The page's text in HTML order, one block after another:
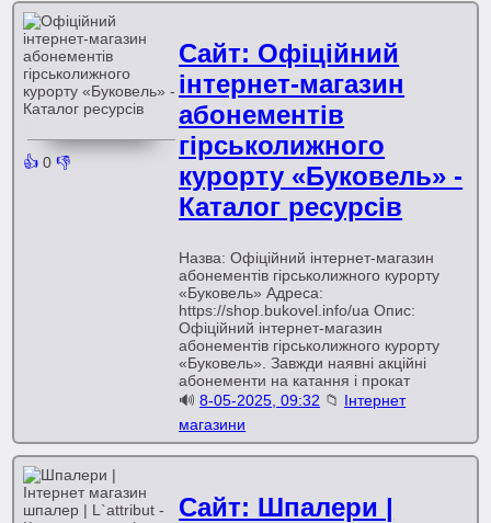
👍 0 👎
Сайт: Офіційний
інтернет-магазин
абонементів
гірськолижного
курорту «Буковель» -
Каталог ресурсів
Назва: Офіційний інтернет-магазин
абонементів гірськолижного курорту
«Буковель» Адреса:
https://shop.bukovel.info/ua Опис:
Офіційний інтернет-магазин
абонементів гірськолижного курорту
«Буковель». Завжди наявні акційні
абонементи на катання і прокат
🔊8-05-2025, 09:32 📁 Інтернет
магазини
Сайт: Шпалери |